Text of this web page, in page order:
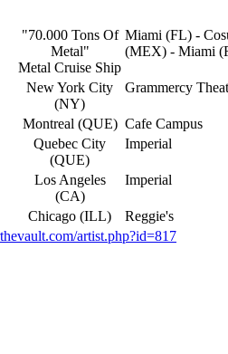
"70.000 Tons Of
Metal"
Metal Cruise Ship
Miami (FL) -
(MEX) - Miami
New York City
(NY)
Grammercy
Montreal (QUE) Cafe Campus
Quebec City
(QUE)
Imperial
Los Angeles
(CA)
Imperial
Chicago (ILL)
Reggie's
artist.php?id=817